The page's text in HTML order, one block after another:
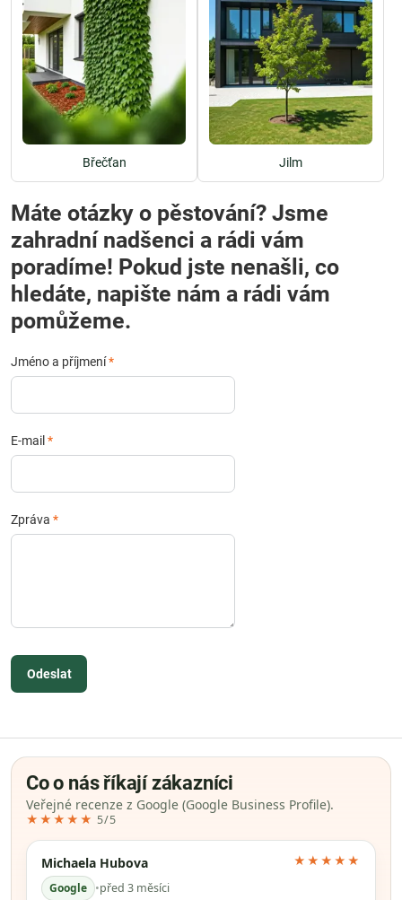
Břečťan Jilm
Máte otázky o pěstování? Jsme
zahradní nadšenci a rádi vám
poradíme! Pokud jste nenašli, co
hledáte, napište nám a rádi vám
pomůžeme.
Jméno a příjmení*
E-mail *
Zpráva *
Odeslat
Co o nás říkají zákazníci
Veřejné recenze z Google (Google Business Profile).
★★★★★ 5/5
Michaela Hubova
Google •před 3 měsíci
★★★★★